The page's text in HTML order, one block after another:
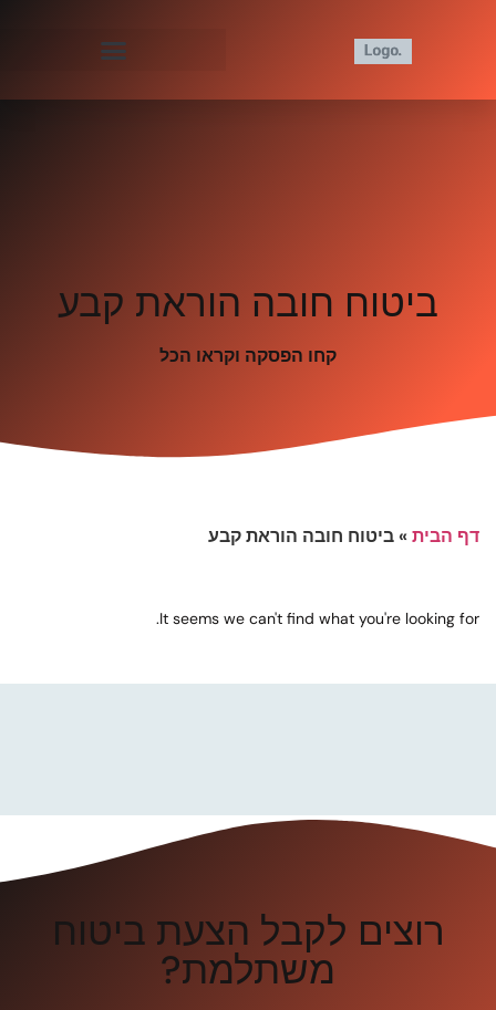
ביטוח חובה הוראת קבע
קחו הפסקה וקראו הכל
דף הבית»ביטוח חובה הוראת קבע
It seems we can't find what you're looking for.
רוצים לקבל הצעת ביטוח
משתלמת?